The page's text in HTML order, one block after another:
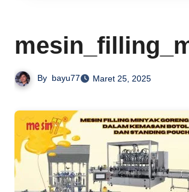
By bayu77 Maret 25, 2025